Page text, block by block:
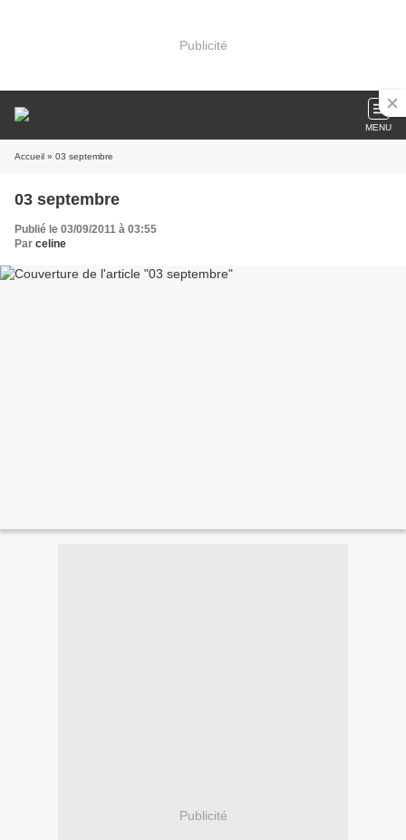
Publicité
MENU
Accueil » 03 septembre
03 septembre
Publié le 03/09/2011 à 03:55
Par celine
Publicité